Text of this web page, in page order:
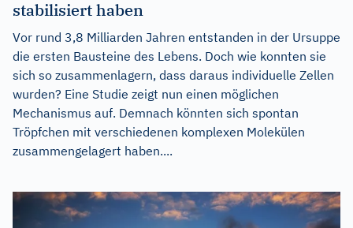
stabilisiert haben
Vor rund 3,8 Milliarden Jahren entstanden in der Ursuppe
die ersten Bausteine des Lebens. Doch wie konnten sie
sich so zusammenlagern, dass daraus individuelle Zellen
wurden? Eine Studie zeigt nun einen möglichen
Mechanismus auf. Demnach könnten sich spontan
Tröpfchen mit verschiedenen komplexen Molekülen
zusammengelagert haben....